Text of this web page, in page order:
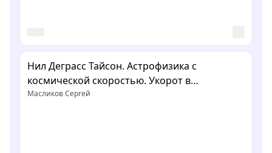
Нил Деграсс Тайсон. Астрофизика с
космической скоростью. Укорот в
изложении Сергея Масликова
Масликов Сергей